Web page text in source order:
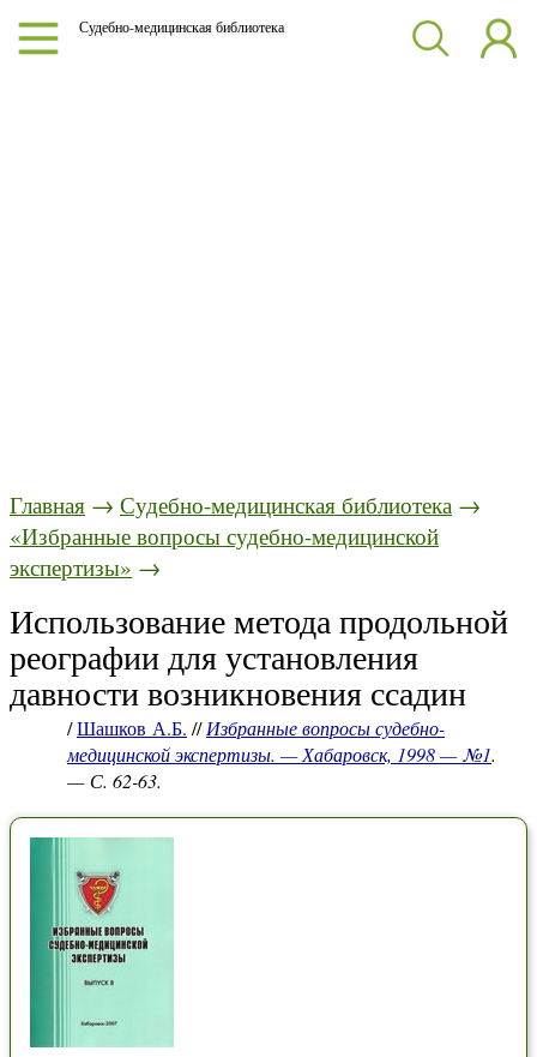
Судебно-медицинская библиотека
Главная → Судебно-медицинская библиотека →
«Избранные вопросы судебно-медицинской
экспертизы» →
Использование метода продольной
реографии для установления
давности возникновения ссадин
/Шашков А.Б. //Избранные вопросы судебно-
медицинской экспертизы. — Хабаровск, 1998 — №1.
— С. 62-63.